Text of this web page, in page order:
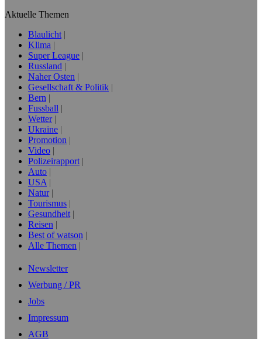
Aktuelle Themen
Blaulicht
Klima
Super League
Russland
Naher Osten
Gesellschaft & Politik
Bern
Fussball
Wetter
Ukraine
Promotion
Video
Polizeirapport
Auto
USA
Natur
Tourismus
Gesundheit
Reisen
Best of watson
Alle Themen
Newsletter
Werbung / PR
Jobs
Impressum
AGB